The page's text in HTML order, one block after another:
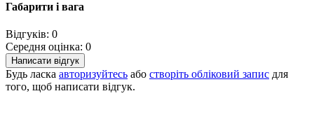
Габарити і вага
Відгуків: 0
Середня оцінка: 0
Написати відгук
Будь ласка авторизуйтесь або створіть обліковий запис для
того, щоб написати відгук.